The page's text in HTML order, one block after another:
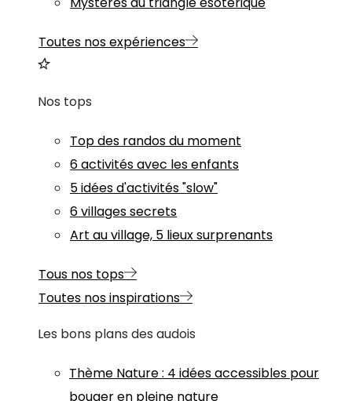
Toutes nos expériences
Nos tops
Top des randos du moment
6 activités avec les enfants
5 idées d'activités "slow"
6 villages secrets
Art au village, 5 lieux surprenants
Tous nos tops
Toutes nos inspirations
Les bons plans des audois
Thème Nature: 4 idées accessibles pour
bouger en pleine nature